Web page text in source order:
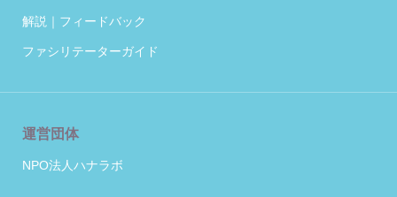
解説｜フィードバック
ファシリテーターガイド
運営団体
NPO法人ハナラボ